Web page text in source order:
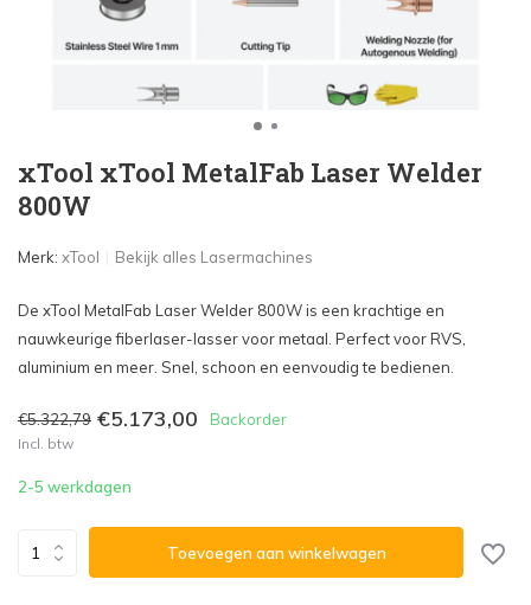
xTool xTool MetalFab Laser Welder
800W
Merk: xTool Bekijk alles Lasermachines
De xTool MetalFab Laser Welder 800W is een krachtige en
nauwkeurige fiberlaser-lasser voor metaal. Perfect voor RVS,
aluminium en meer. Snel, schoon en eenvoudig te bedienen.
€5.322,79 €5.173,00 Backorder
Incl. btw
2-5 werkdagen
Toevoegen aan winkelwagen